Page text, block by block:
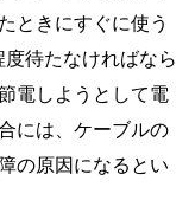
ときにすぐに使う
待たなければなら
電しようとして電
には、ケーブルの
の原因になるとい